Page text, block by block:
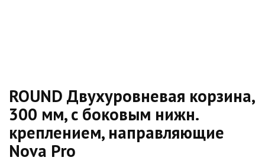
ROUND Двухуровневая корзина,
300 мм, с боковым нижн.
креплением, направляющие
Nova Pro